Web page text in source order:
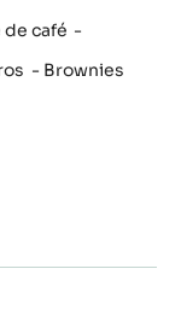
de café
Brownies